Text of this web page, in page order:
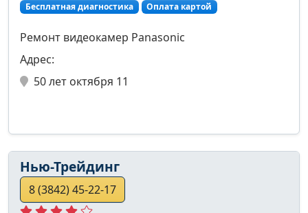
Бесплатная диагностика Оплата картой
Ремонт видеокамер Panasonic
Адрес:
50 лет октября 11
Нью-Трейдинг
8 (3842) 45-22-17